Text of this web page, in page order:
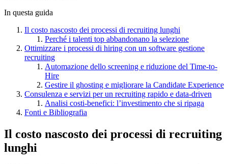
In questa guida
Il costo nascosto dei processi di recruiting lunghi
Perché i talenti top abbandonano la selezione
Ottimizzare i processi di hiring con un software gestione
recruiting
Automazione dello screening e riduzione del Time-to-
Hire
Gestire il ghosting e migliorare la Candidate Experience
Consulenza e servizi per un recruiting rapido e data-driven
Analisi costi-benefici: l’investimento che si ripaga
Fonti e Bibliografia
Il costo nascosto dei processi di recruiting
lunghi